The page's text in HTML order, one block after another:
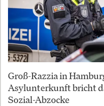
Groß-Razzia in
Asylunterkunft bricht
Sozial-Abzocke